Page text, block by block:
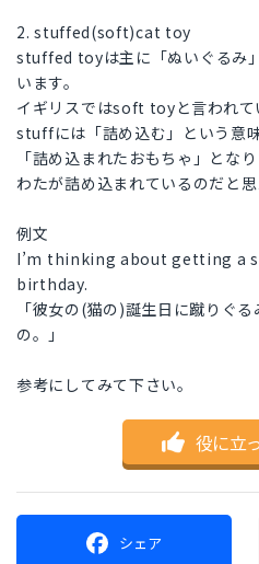
2. stuffed(soft)cat toy
stuffed toyは主に「ぬいぐるみ
います。
イギリスではsoft toyと言われて
stuffには「詰め込む」という意
「詰め込まれたおもちゃ」となり
わたが詰め込まれているのだと思
例文
I’m thinking about getting a
birthday.
「彼女の(猫の)誕生日に蹴りぐ
の。」
参考にしてみて下さい。
役に立
シェア